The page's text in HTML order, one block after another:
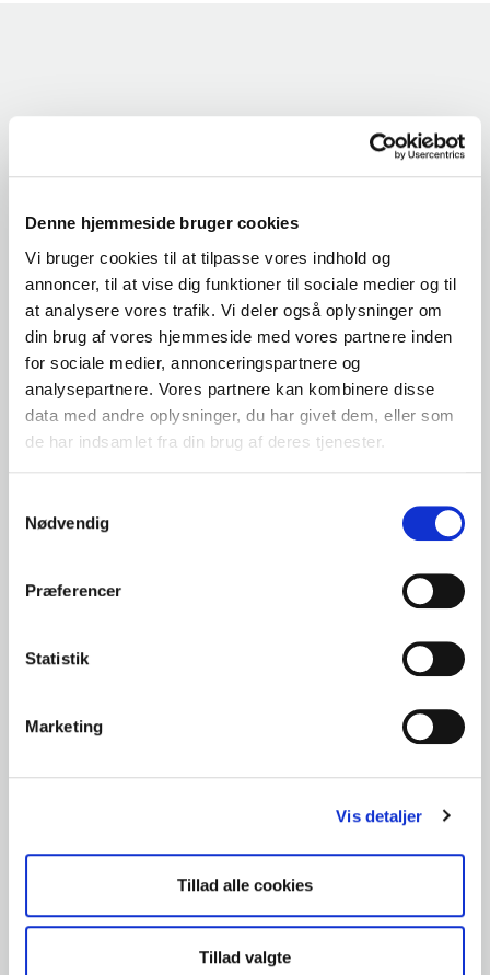
Denne hjemmeside bruger cookies
Vi bruger cookies til at tilpasse vores indhold og
annoncer, til at vise dig funktioner til sociale medier og til
at analysere vores trafik. Vi deler også oplysninger om
din brug af vores hjemmeside med vores partnere inden
for sociale medier, annonceringspartnere og
analysepartnere. Vores partnere kan kombinere disse
data med andre oplysninger, du har givet dem, eller som
de har indsamlet fra din brug af deres tjenester.
Nødvendig
Præferencer
Statistik
Marketing
Vis detaljer
Tillad alle cookies
Tillad valgte
Kontakt os
Hos Krogsgaard står vi altid klar til at hjælpe dig med at
velkommen til at kontakte os for at høre mere eller for
at få et uforpligtende tilbud.
Navn*
Telefon nr.*
Hvilken afdeling ønsker du kontakt med
Bilplejecenter
Tilbehør